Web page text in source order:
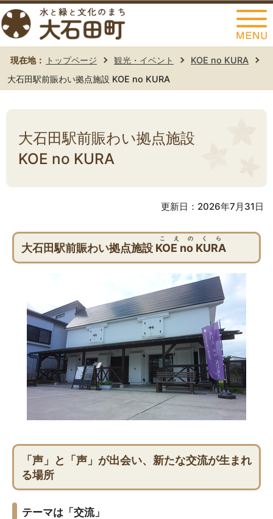
このページの本文へ移動
現在地： トップページ 観光・イベント
KOE no KURA
大石田駅前賑わい拠点施設 KOE no KURA
大石田駅前賑わい拠点施設
KOE no KURA
更新日：2026年7月31日
大石田駅前賑わい拠点施設 KOE no KURA
こえのくら
「声」と「声」が出会い、新たな交流が生まれ
る場所
テーマは「交流」